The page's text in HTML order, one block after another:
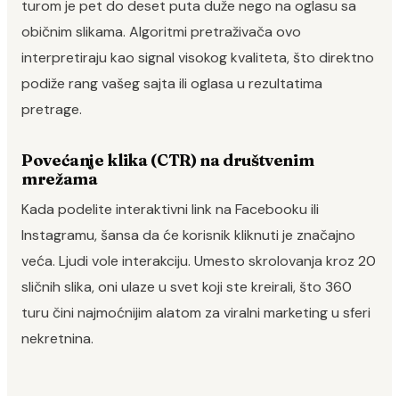
turom je pet do deset puta duže nego na oglasu sa
običnim slikama. Algoritmi pretraživača ovo
interpretiraju kao signal visokog kvaliteta, što direktno
podiže rang vašeg sajta ili oglasa u rezultatima
pretrage.
Povećanje klika (CTR) na društvenim
mrežama
Kada podelite interaktivni link na Facebooku ili
Instagramu, šansa da će korisnik kliknuti je značajno
veća. Ljudi vole interakciju. Umesto skrolovanja kroz 20
sličnih slika, oni ulaze u svet koji ste kreirali, što 360
turu čini najmoćnijim alatom za viralni marketing u sferi
nekretnina.